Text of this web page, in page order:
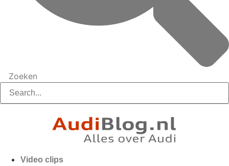
Zoeken
Video clips